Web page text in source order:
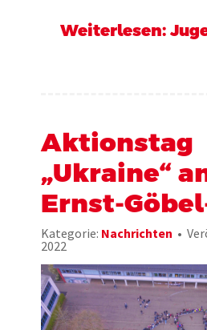
Weiterlesen:
Aktionstag
„Ukraine“
Ernst-
Kategorie: Nachrichten
2022